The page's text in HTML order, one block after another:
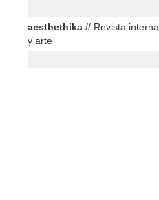
aesthethika // Revista
y arte